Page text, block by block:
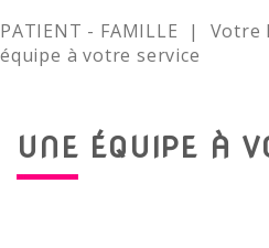
PATIENT - FAMILLE | Votre
équipe à votre service
UNE ÉQUIPE À